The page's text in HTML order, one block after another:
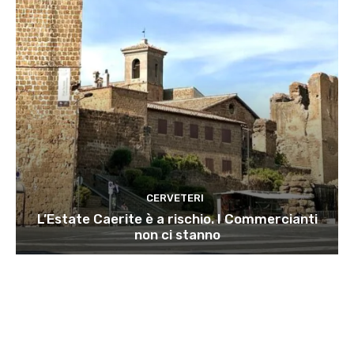
CERVETERI
L’Estate Caerite è a rischio. I Commercianti
non ci stanno